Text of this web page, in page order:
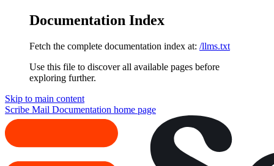
Documentation Index
Fetch the complete documentation index at: /llms.txt
Use this file to discover all available pages before
exploring further.
Skip to main content
Scribe Mail Documentation home page